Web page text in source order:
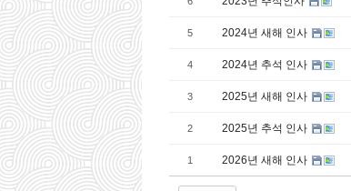
5 2024년 새해 인사
4 2024년 추석 인사
3 2025년 새해 인사
2 2025년 추석 인사
1 2026년 새해 인사